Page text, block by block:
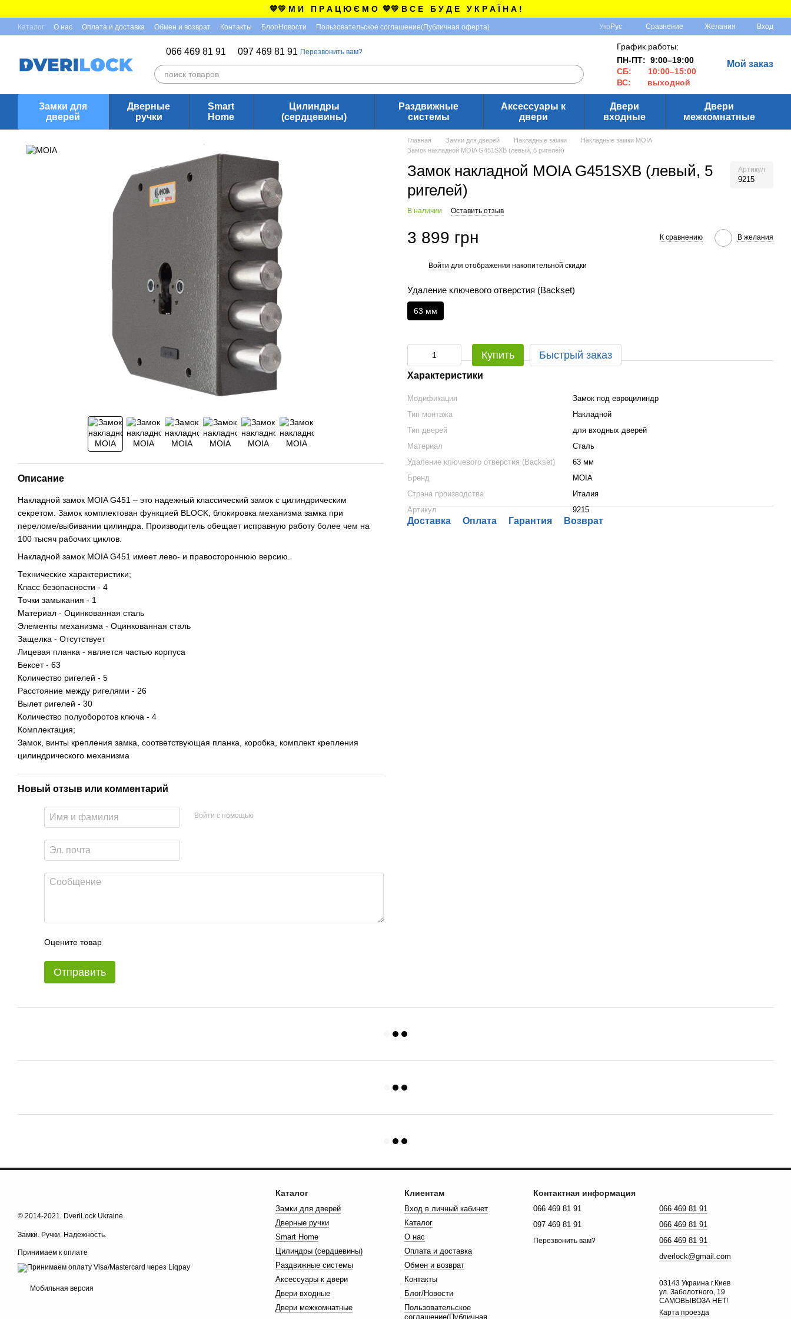
💙💛 М И П Р А Ц Ю Є М О 💙💛 В С Е Б У Д Е У К Р А Ї Н А !
Каталог О нас Оплата и доставка Обмен и возврат Контакты Блог/Новости
Пользовательское соглашение(Публичная оферта)
Укр Рус Сравнение Желания Вход
066 469 81 91 097 469 81 91 Перезвонить вам?
График работы:
ПН-ПТ: 9:00–19:00
СБ: 10:00–15:00
ВС: выходной
Мой заказ
Замки для
дверей
Дверные
ручки
Smart
Home
Цилиндры
(сердцевины)
Раздвижные
системы
Аксессуары к
двери
Двери
входные
Двери
межкомнатные
Описание
Накладной замок MOIA G451 – это надежный классический замок с цилиндрическим
секретом. Замок комплектован функцией BLOCK, блокировка механизма замка при
переломе/выбивании цилиндра. Производитель обещает исправную работу более чем на
100 тысяч рабочих циклов.
Накладной замок MOIA G451 имеет лево- и правостороннюю версию.
Технические характеристики;
Класс безопасности - 4
Точки замыкания - 1
Материал - Оцинкованная сталь
Элементы механизма - Оцинкованная сталь
Защелка - Отсутствует
Лицевая планка - является частью корпуса
Бексет - 63
Количество ригелей - 5
Расстояние между ригелями - 26
Вылет ригелей - 30
Количество полуоборотов ключа - 4
Комплектация;
Замок, винты крепления замка, соответствующая планка, коробка, комплект крепления
цилиндрического механизма
Новый отзыв или комментарий
Войти с помощью
Оцените товар
Отправить
Главная Замки для дверей Накладные замки
Накладные замки MOIA
Замок накладной MOIA G451SXB (левый, 5 ригелей)
Замок накладной MOIA G451SXB (левый, 5
ригелей)
Артикул
9215
В наличии Оставить отзыв
3 899 грн К сравнению В желания
Войти для отображения накопительной скидки
Удаление ключевого отверстия (Backset)
63 мм
Купить Быстрый заказ
Характеристики
Модификация
Замок под евроцилиндр
Тип монтажа
Накладной
Тип дверей
для входных дверей
Материал
Сталь
Удаление ключевого отверстия (Backset)
63 мм
Бренд
MOIA
Страна производства
Италия
Артикул
9215
Доставка Оплата Гарантия Возврат
© 2014-2021. DveriLock Ukraine.
Замки. Ручки. Надежность.
Принимаем к оплате
Мобильная версия
Каталог
Замки для дверей
Дверные ручки
Smart Home
Цилиндры (сердцевины)
Раздвижные системы
Аксессуары к двери
Двери входные
Двери межкомнатные
Клиентам
Вход в личный кабинет
Каталог
О нас
Оплата и доставка
Обмен и возврат
Контакты
Блог/Новости
Пользовательское
соглашение(Публичная
Контактная информация
066 469 81 91
097 469 81 91
Перезвонить вам?
066 469 81 91
066 469 81 91
066 469 81 91
dverlock@gmail.com
03143 Украина г.Киев
ул. Заболотного, 19
САМОВЫВОЗА НЕТ!
Карта проезда